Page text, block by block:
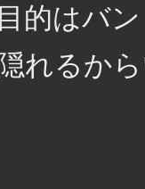
的はバ
れるから